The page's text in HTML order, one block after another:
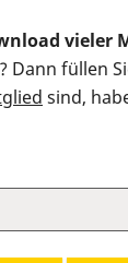
vieler
? Dann füllen
sind,